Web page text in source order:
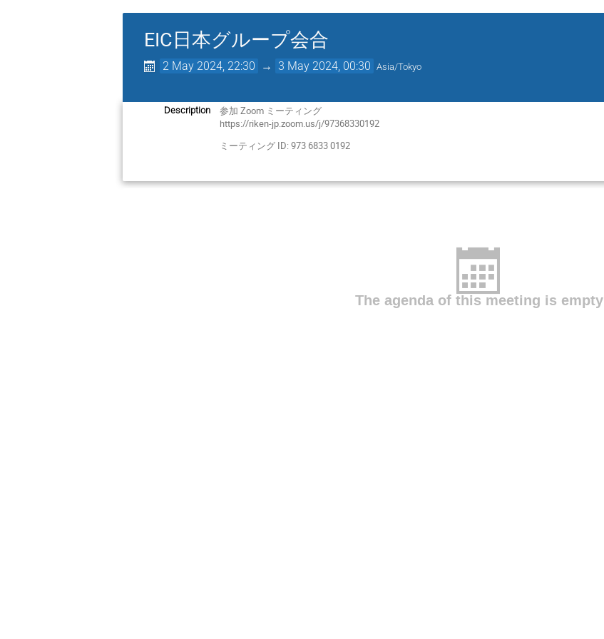
EIC日本グループ会合
2 May 2024, 22:30 → 3 May 2024, 00:30 Asia/Tokyo
Description
参加 Zoom ミーティング
https://riken-jp.zoom.us/j/97368330192
ミーティング ID: 973 6833 0192
The agenda of this meeting is empty